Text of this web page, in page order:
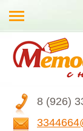
8 (926)